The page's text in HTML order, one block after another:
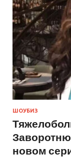
ШОУБИЗ
новом